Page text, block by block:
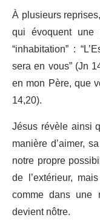
À plusieurs
qui évoquent une
“inhabitation” :
sera en vous” (Jn
en mon Père, que
14,20).
Jésus révèle ainsi
manière d’aimer,
notre propre
de l’extérieur,
comme dans
devient nôtre.